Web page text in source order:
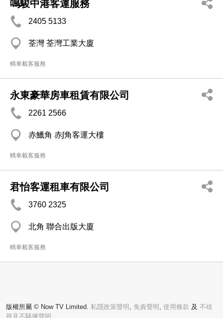
鳴駿中港客運服務
2405 5133
荃灣 荃灣工業大廈
轎車載客服務
永東豪華房車租賃有限公司
2261 2566
赤鱲角 赤ʃ角客運大樓
轎車載客服務
君怡客運租車有限公司
3760 2325
北角 聯合出版大廈
轎車載客服務
版權所屬 © Now TV Limited. 私隱政策聲明 , 免責聲明 , 使用條款 及 不歧
視及不騷擾聲明。